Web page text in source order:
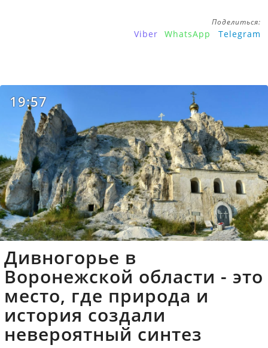
Поделиться:
Viber WhatsApp Telegram
19:57
Дивногорье в
Воронежской области - это
место, где природа и
история создали
невероятный синтез